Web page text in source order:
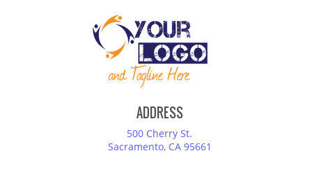
ADDRESS
500 Cherry St.
Sacramento, CA 95661